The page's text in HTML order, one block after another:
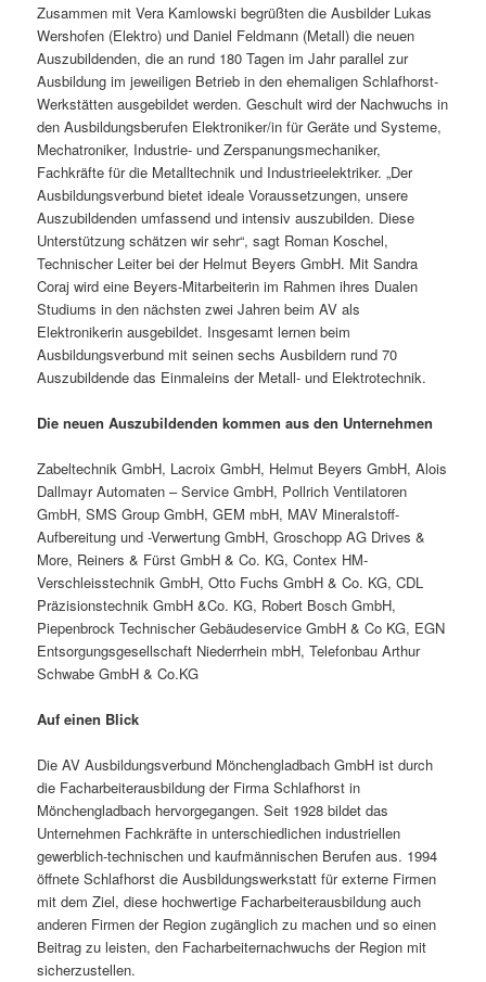
Zusammen mit Vera Kamlowski begrüßten die Ausbilder Lukas
Wershofen (Elektro) und Daniel Feldmann (Metall) die neuen
Auszubildenden, die an rund 180 Tagen im Jahr parallel zur
Ausbildung im jeweiligen Betrieb in den ehemaligen Schlafhorst-
Werkstätten ausgebildet werden. Geschult wird der Nachwuchs in
den Ausbildungsberufen Elektroniker/in für Geräte und Systeme,
Mechatroniker, Industrie- und Zerspanungsmechaniker,
Fachkräfte für die Metalltechnik und Industrieelektriker. „Der
Ausbildungsverbund bietet ideale Voraussetzungen, unsere
Auszubildenden umfassend und intensiv auszubilden. Diese
Unterstützung schätzen wir sehr“, sagt Roman Koschel,
Technischer Leiter bei der Helmut Beyers GmbH. Mit Sandra
Coraj wird eine Beyers-Mitarbeiterin im Rahmen ihres Dualen
Studiums in den nächsten zwei Jahren beim AV als
Elektronikerin ausgebildet. Insgesamt lernen beim
Ausbildungsverbund mit seinen sechs Ausbildern rund 70
Auszubildende das Einmaleins der Metall- und Elektrotechnik.
Die neuen Auszubildenden kommen aus den Unternehmen
Zabeltechnik GmbH, Lacroix GmbH, Helmut Beyers GmbH, Alois
Dallmayr Automaten – Service GmbH, Pollrich Ventilatoren
GmbH, SMS Group GmbH, GEM mbH, MAV Mineralstoff-
Aufbereitung und -Verwertung GmbH, Groschopp AG Drives &
More, Reiners & Fürst GmbH & Co. KG, Contex HM-
Verschleisstechnik GmbH, Otto Fuchs GmbH & Co. KG, CDL
Präzisionstechnik GmbH &Co. KG, Robert Bosch GmbH,
Piepenbrock Technischer Gebäudeservice GmbH & Co KG, EGN
Entsorgungsgesellschaft Niederrhein mbH, Telefonbau Arthur
Schwabe GmbH & Co.KG
Auf einen Blick
Die AV Ausbildungsverbund Mönchengladbach GmbH ist durch
die Facharbeiterausbildung der Firma Schlafhorst in
Mönchengladbach hervorgegangen. Seit 1928 bildet das
Unternehmen Fachkräfte in unterschiedlichen industriellen
gewerblich-technischen und kaufmännischen Berufen aus. 1994
öffnete Schlafhorst die Ausbildungswerkstatt für externe Firmen
mit dem Ziel, diese hochwertige Facharbeiterausbildung auch
anderen Firmen der Region zugänglich zu machen und so einen
Beitrag zu leisten, den Facharbeiternachwuchs der Region mit
sicherzustellen.